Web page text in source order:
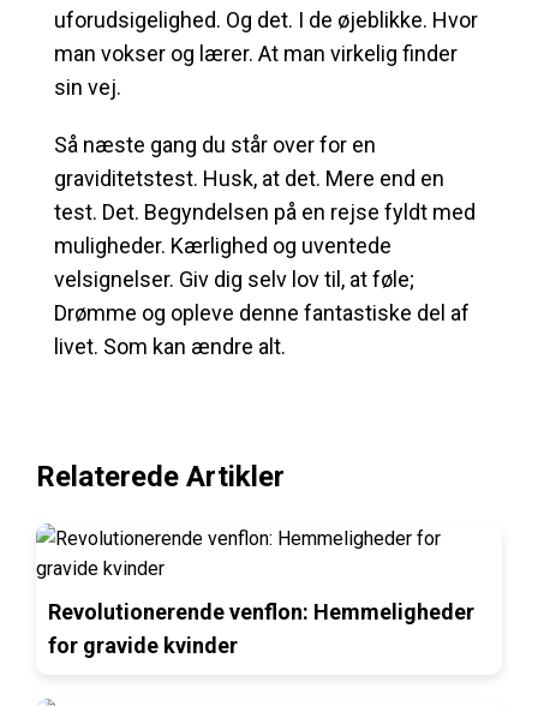
uforudsigelighed. Og det. I de øjeblikke. Hvor
man vokser og lærer. At man virkelig finder
sin vej.
Så næste gang du står over for en
graviditetstest. Husk, at det. Mere end en
test. Det. Begyndelsen på en rejse fyldt med
muligheder. Kærlighed og uventede
velsignelser. Giv dig selv lov til, at føle;
Drømme og opleve denne fantastiske del af
livet. Som kan ændre alt.
Relaterede Artikler
Revolutionerende venflon: Hemmeligheder
for gravide kvinder